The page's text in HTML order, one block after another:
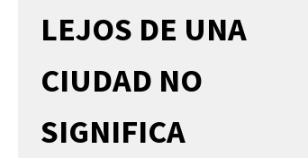
LEJOS DE UNA
CIUDAD NO
SIGNIFICA